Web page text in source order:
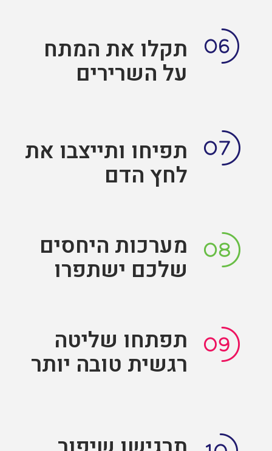
תקלו את המתח
על השרירים
תפיחו ותייצבו את
לחץ הדם
מערכות היחסים
שלכם ישתפרו
תפתחו שליטה
רגשית טובה יותר